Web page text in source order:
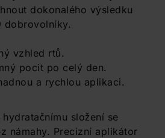
dokonalého výsledku
dobrovolníky.
vzhled rtů.
pocit po celý den.
a rychlou aplikaci.
složení se
námahy. Precizní aplikátor